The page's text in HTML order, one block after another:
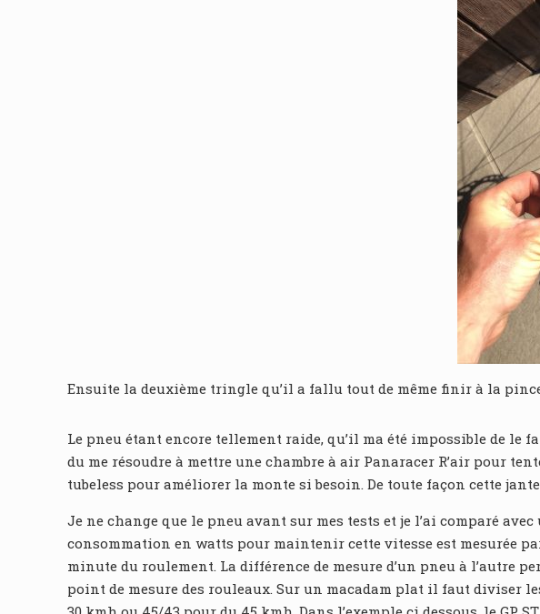
Ensuite la deuxième tringle qu’il a fallu tout de même finir à la
Le pneu étant encore tellement raide, qu’il ma été impossible de le
du me résoudre à mettre une chambre à air Panaracer R’air pour
tubeless pour améliorer la monte si besoin. De toute façon cette
Je ne change que le pneu avant sur mes tests et je l’ai comparé
consommation en watts pour maintenir cette vitesse est mesurée
minute du roulement. La différence de mesure d’un pneu à l’autre
point de mesure des rouleaux. Sur un macadam plat il faut diviser